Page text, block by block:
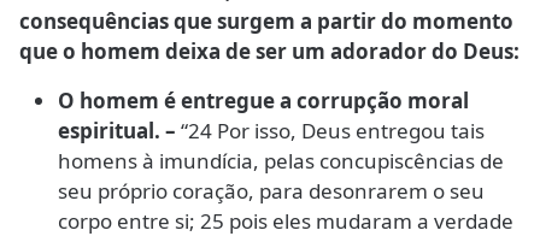
consequências que surgem a partir do momento
que o homem deixa de ser um adorador do Deus:
O homem é entregue a corrupção moral
espiritual. – “24 Por isso, Deus entregou tais
homens à imundícia, pelas concupiscências de
seu próprio coração, para desonrarem o seu
corpo entre si; 25 pois eles mudaram a verdade